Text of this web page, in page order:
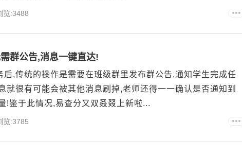
览:3488
群公告,消息一键直达!
,传统的操作是需要在班级群里发布群公告,通知学生完成任
就很有可能会被其他消息刷掉,老师还得一一确认是否通知到
!鉴于此情况,易查分又双叒叕上新啦...
览:3785